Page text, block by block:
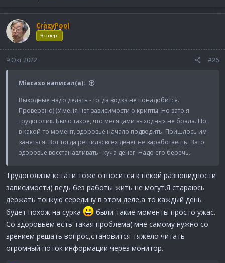
CrazyPool
Эксперт
9 Окт 2022 #26
Miacaso написал(а):
Выходные надо делать - тогда водка не понадобится.
Проверено) )У меня нет зависимости о крипты. Но зато я
трудоголик. Было такое, что месяцами выходных не брала. Но,
в какой-то момент, здоровье начало подводить. Пришлось им
заняться. Вот тогда решила: всех денег не заработаешь. Зато
здоровье восстанавливать - куча денег. Надо его беречь.
Трудоголизм кстати тоже относится к некой разновидности
зависимости) ведь без работы жить не могут.Я стараюсь
держать тонкую середину в этом деле,а то каждый день
будет похож на сурка
были такие моменты просто ужас.
Со здоровьем есть такая проблема( мне самому нужно со
зрением решать вопрос,становится тяжело читать
огромный поток информации через монитор.